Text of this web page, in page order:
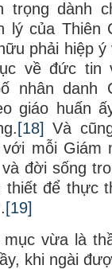
trọng dành
lý của Thiên
phải hiệp ý
về đức tin
nhân danh
giáo huấn
[18] Và
với mỗi Giám
đời sống
thiết để thực
[19]
mục vừa là
khi ngài